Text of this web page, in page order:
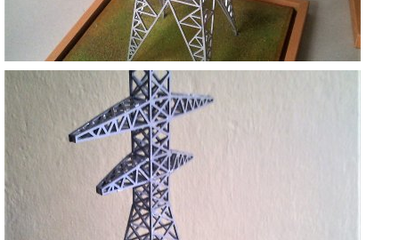
YÜKSEK ENERJİ DİREKLERİ--
ANKARA